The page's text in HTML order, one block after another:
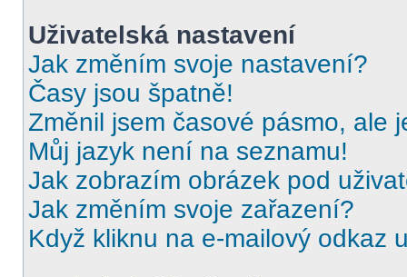
Uživatelská nastavení
Jak změním svoje nastavení?
Časy jsou špatně!
Změnil jsem časové pásmo, ale
Můj jazyk není na seznamu!
Jak zobrazím obrázek pod
Jak změním svoje zařazení?
Když kliknu na e-mailový odkaz